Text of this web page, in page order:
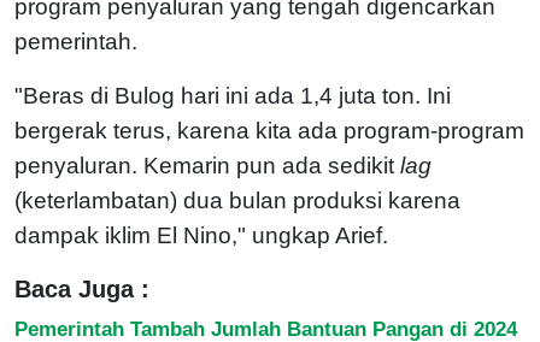
program penyaluran yang tengah digencarkan
pemerintah.
"Beras di Bulog hari ini ada 1,4 juta ton. Ini
bergerak terus, karena kita ada program-program
penyaluran. Kemarin pun ada sedikit lag
(keterlambatan) dua bulan produksi karena
dampak iklim El Nino," ungkap Arief.
Baca Juga :
Pemerintah Tambah Jumlah Bantuan Pangan di 2024